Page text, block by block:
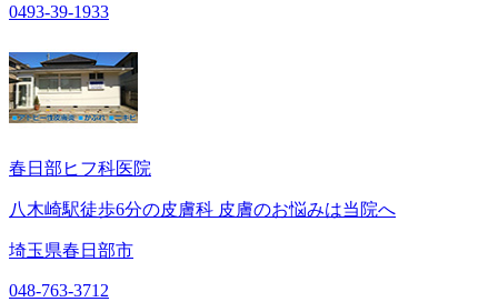
0493-39-1933
春日部ヒフ科医院
八木崎駅徒歩6分の皮膚科 皮膚のお悩みは当院へ
埼玉県春日部市
048-763-3712